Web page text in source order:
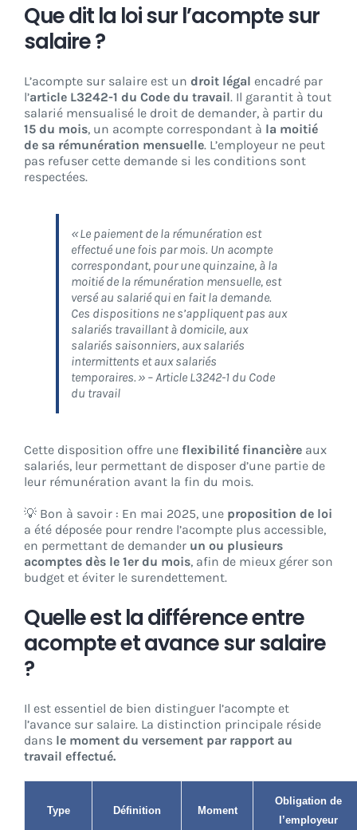
Que dit la loi sur l’acompte sur
salaire ?
L’acompte sur salaire est un droit légal encadré par
l’article L3242-1 du Code du travail. Il garantit à tout
salarié mensualisé le droit de demander, à partir du
15 du mois, un acompte correspondant à la moitié
de sa rémunération mensuelle. L’employeur ne peut
pas refuser cette demande si les conditions sont
respectées.
«Le paiement de la rémunération est
effectué une fois par mois. Un acompte
correspondant, pour une quinzaine, à la
moitié de la rémunération mensuelle, est
versé au salarié qui en fait la demande.
Ces dispositions ne s’appliquent pas aux
salariés travaillant à domicile, aux
salariés saisonniers, aux salariés
intermittents et aux salariés
temporaires. » – Article L3242-1 du Code
du travail
Cette disposition offre une flexibilité financière aux
salariés, leur permettant de disposer d’une partie de
leur rémunération avant la fin du mois.
💡 Bon à savoir : En mai 2025, une proposition de loi
a été déposée pour rendre l’acompte plus accessible,
en permettant de demander un ou plusieurs
acomptes dès le 1er du mois, afin de mieux gérer son
budget et éviter le surendettement.
Quelle est la différence entre
acompte et avance sur salaire
?
Il est essentiel de bien distinguer l’acompte et
l’avance sur salaire. La distinction principale réside
dans le moment du versement par rapport au
travail effectué.
Type Définition Moment
Obligation de
l’employeur